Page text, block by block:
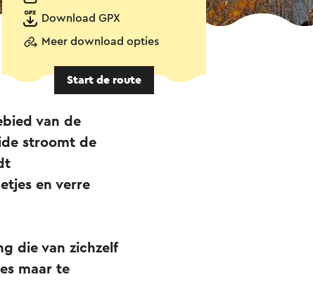
Download GPX
Meer download opties
Start de route
van de
stroomt de
en verre
die van zichzelf
maar te